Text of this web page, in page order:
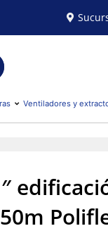
Ventiladores y